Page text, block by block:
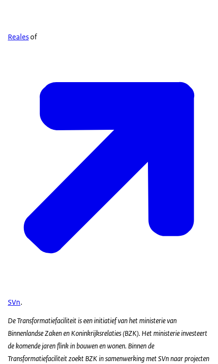
Realesof
SVn.
De Transformatiefaciliteit is een initiatief van het ministerie van
Binnenlandse Zaken en Koninkrijksrelaties (BZK). Het ministerie investeert
de komende jaren flink in bouwen en wonen. Binnen de
Transformatiefaciliteit zoekt BZK in samenwerking met SVn naar projecten